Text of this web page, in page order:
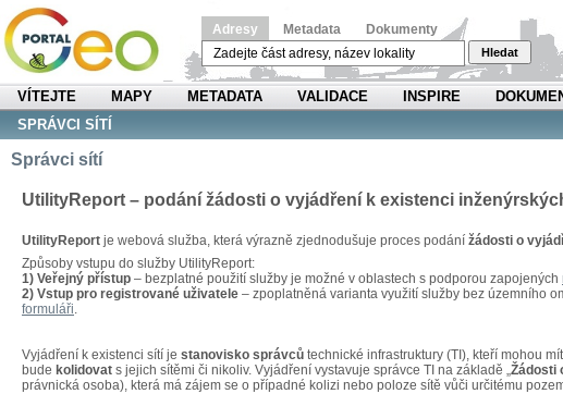
Adresy Metadata Dokumenty
Hledat
VÍTEJTE MAPY METADATA VALIDACE INSPIRE
SPRÁVCI SÍTÍ
Správci sítí
UtilityReport – podání žádosti o vyjádření k existenci
UtilityReport je webová služba, která výrazně zjednodušuje proces podání žádosti o
Způsoby vstupu do služby UtilityReport:
1) Veřejný přístup – bezplatné použití služby je možné v oblastech s podporou zapojených
2) Vstup pro registrované uživatele – zpoplatněná varianta využití služby bez územního
formuláři.
Vyjádření k existenci sítí je stanovisko správců technické infrastruktury (TI), kteří mohou
bude kolidovat s jejich sítěmi či nikoliv. Vyjádření vystavuje správce TI na základě „Žádosti
právnická osoba), která má zájem se o případné kolizi nebo poloze sítě vůči určitému